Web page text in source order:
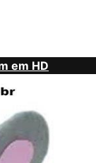
em HD